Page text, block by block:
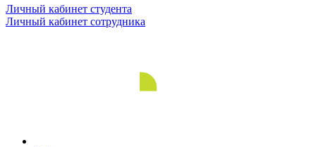
Личный кабинет студента
Личный кабинет сотрудника